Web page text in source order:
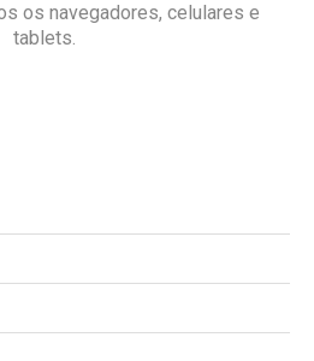
os navegadores, celulares e
tablets.